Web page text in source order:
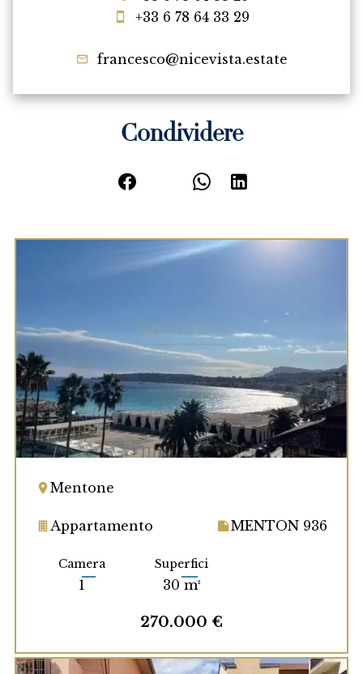
+33 6 78 64 33 29
francesco@nicevista.estate
Condividere
Mentone
Appartamento MENTON 936
Camera
1
Superfici
30 m²
270.000 €